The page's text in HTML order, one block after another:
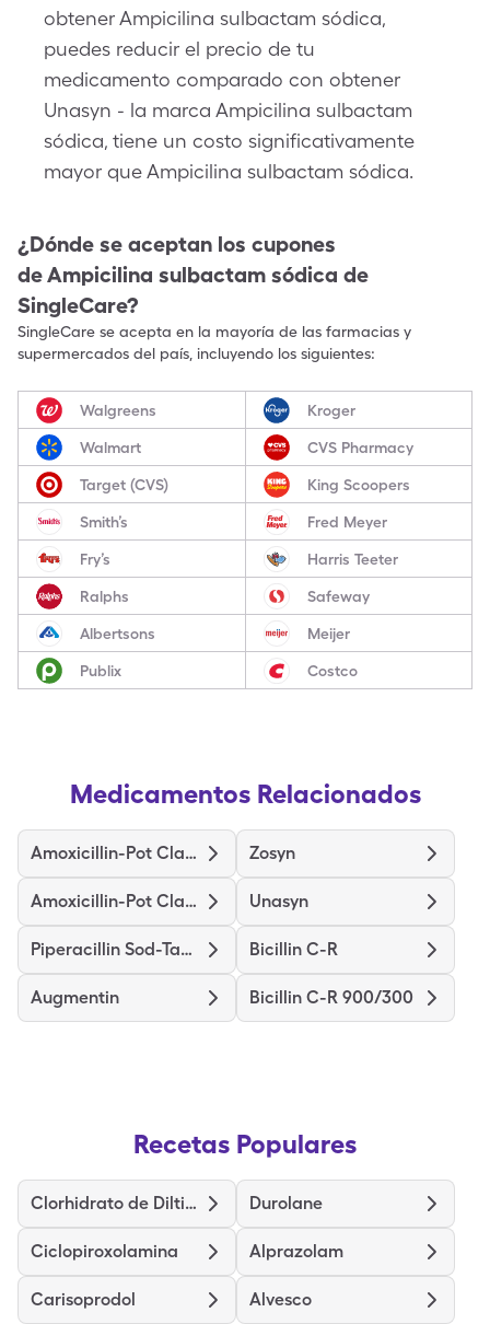
obtener Ampicilina sulbactam sódica,
puedes reducir el precio de tu
medicamento comparado con obtener
Unasyn - la marca Ampicilina sulbactam
sódica, tiene un costo significativamente
mayor que Ampicilina sulbactam sódica.
¿Dónde se aceptan los cupones
deAmpicilina sulbactam sódica de
SingleCare?
SingleCare se acepta en la mayoría de las farmacias y
supermercados del país, incluyendo los siguientes:
Walgreens Kroger
Walmart CVS Pharmacy
Target (CVS) King Scoopers
Smith’s Fred Meyer
Fry’s Harris Teeter
Ralphs Safeway
Albertsons Meijer
Publix Costco
Medicamentos Relacionados
Amoxicillin-Pot Clavulanate Zosyn
Amoxicillin-Pot Clavulanate Er Unasyn
Piperacillin Sod-Tazobactam So Bicillin C-R
Augmentin Bicillin C-R 900/300
Recetas Populares
Clorhidrato de Diltiazem de liberación prolongada Durolane
Ciclopiroxolamina Alprazolam
Carisoprodol Alvesco